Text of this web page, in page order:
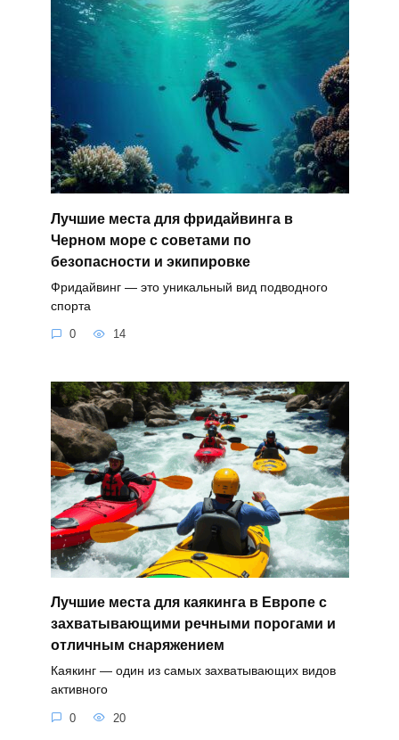
Лучшие места для фридайвинга в
Черном море с советами по
безопасности и экипировке
Фридайвинг — это уникальный вид подводного
спорта
0 14
Лучшие места для каякинга в Европе с
захватывающими речными порогами и
отличным снаряжением
Каякинг — один из самых захватывающих видов
активного
0 20